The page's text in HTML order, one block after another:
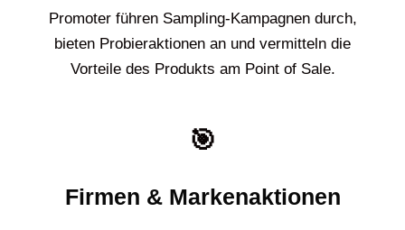
Promoter führen Sampling-Kampagnen durch,
bieten Probieraktionen an und vermitteln die
Vorteile des Produkts am Point of Sale.
🎯
Firmen & Markenaktionen